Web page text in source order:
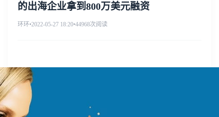
的出海企业拿到800万美元融资
环环•2022-05-27 18:20•44968次阅读